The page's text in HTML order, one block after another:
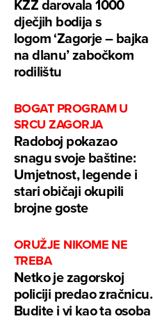
KZŽ darovala 1000
dječjih bodija s
logom ‘Zagorje – bajka
na dlanu’ zabočkom
rodilištu
BOGAT PROGRAM U
SRCU ZAGORJA
Radoboj pokazao
snagu svoje baštine:
Umjetnost, legende i
stari običaji okupili
brojne goste
ORUŽJE NIKOME NE
TREBA
Netko je zagorskoj
policiji predao zračnicu.
Budite i vi kao ta osoba